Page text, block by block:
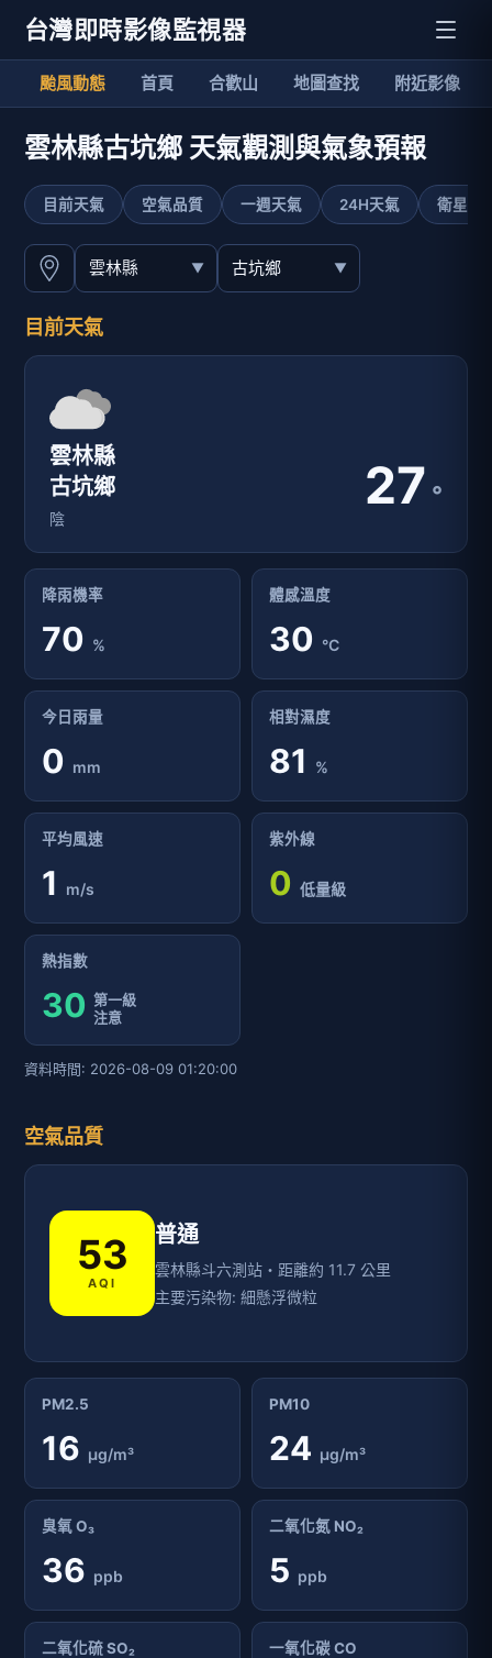
台灣即時影像監視器
颱風動態 首頁 合歡山 地圖查找 附近影像
雲林縣古坑鄉 天氣觀測與氣象預報
目前天氣 空氣品質 一週天氣 24H天氣 衛星影
目前天氣
雲林縣
古坑鄉
陰
27 °
降雨機率
70 %
體感溫度
30 °C
今日雨量
0 mm
相對濕度
81 %
平均風速
1 m/s
紫外線
0 低量級
熱指數
30 第一級
注意
資料時間: 2026-08-09 01:20:00
空氣品質
53
AQI
普通
雲林縣斗六測站・距離約 11.7 公里
主要污染物: 細懸浮微粒
PM2.5
16 μg/m³
PM10
24 μg/m³
臭氧 O₃
36 ppb
二氧化氮 NO₂
5 ppb
二氧化硫 SO₂ 一氧化碳 CO